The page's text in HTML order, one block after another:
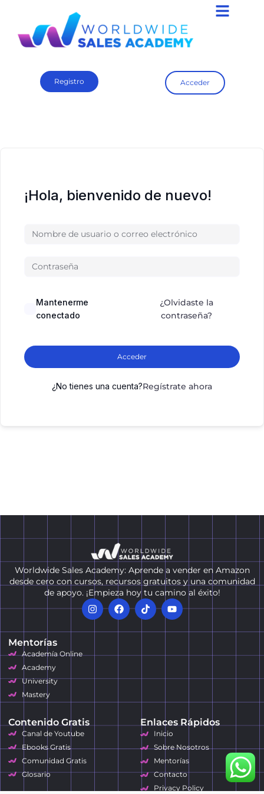
Registro Acceder
¡Hola, bienvenido de nuevo!
Mantenerme
conectado
¿Olvidaste la
contraseña?
Acceder
¿No tienes una cuenta?Regístrate ahora
Worldwide Sales Academy: Aprende a vender en Amazon
desde cero con cursos, recursos gratuitos y una comunidad
de apoyo. ¡Empieza hoy tu camino al éxito!
Mentorías
Academía Online
Academy
University
Mastery
Contenido Gratis
Canal de Youtube
Ebooks Gratis
Comunidad Gratis
Glosario
Enlaces Rápidos
Inicio
Sobre Nosotros
Mentorías
Contacto
Privacy Policy